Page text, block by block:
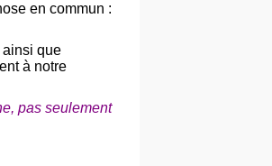
en commun :
ainsi que
à notre
pas seulement